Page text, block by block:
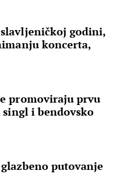
slavljeničkoj godini,
koncerta,
promoviraju prvu
i bendovsko
putovanje